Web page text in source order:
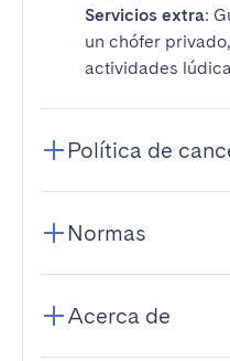
Servicios extra:
un chófer
actividades
Política de
Normas
Acerca de